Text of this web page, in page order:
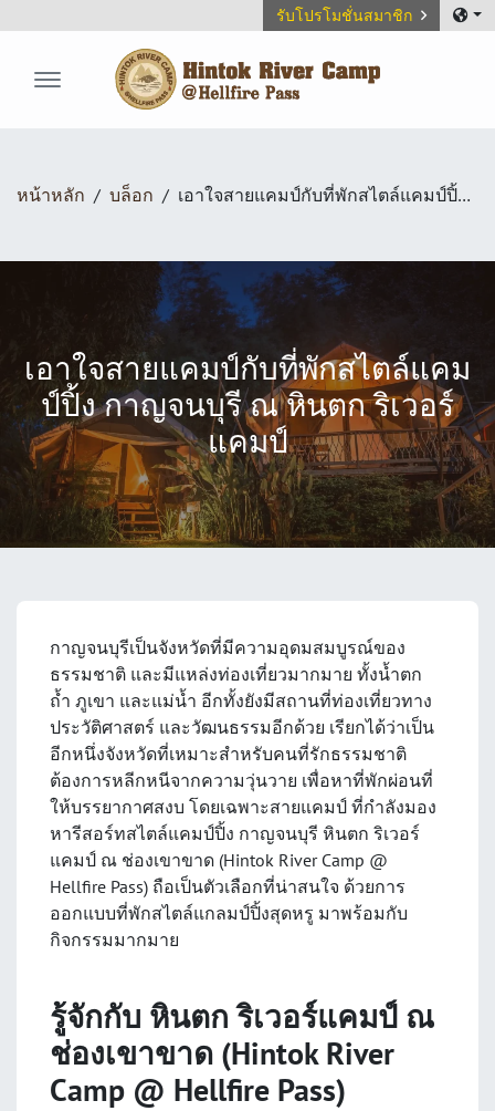
รับโปรโมชั่นสมาชิก
หน้าหลัก บล็อก เอาใจสายแคมป์กับที่พักสไตล์แคมป์ปิ้ง กาญจนบุรี ณ หินตก ริเวอร์แคมป์
เอาใจสายแคมป์กับที่พักสไตล์แคม
ป์ปิ้ง กาญจนบุรี ณ หินตก ริเวอร์
แคมป์
กาญจนบุรีเป็นจังหวัดที่มีความอุดมสมบูรณ์ของ
ธรรมชาติ และมีแหล่งท่องเที่ยวมากมาย ทั้งน้ำตก
ถ้ำ ภูเขา และแม่น้ำ อีกทั้งยังมีสถานที่ท่องเที่ยวทาง
ประวัติศาสตร์ และวัฒนธรรมอีกด้วย เรียกได้ว่าเป็น
อีกหนึ่งจังหวัดที่เหมาะสำหรับคนที่รักธรรมชาติ
ต้องการหลีกหนีจากความวุ่นวาย เพื่อหาที่พักผ่อนที่
ให้บรรยากาศสงบ โดยเฉพาะสายแคมป์ ที่กำลังมอง
หารีสอร์ทสไตล์แคมป์ปิ้ง กาญจนบุรี หินตก ริเวอร์
แคมป์ ณ ช่องเขาขาด (Hintok River Camp @
Hellfire Pass) ถือเป็นตัวเลือกที่น่าสนใจ ด้วยการ
ออกแบบที่พักสไตล์แกลมป์ปิ้งสุดหรู มาพร้อมกับ
กิจกรรมมากมาย
รู้จักกับ หินตก ริเวอร์แคมป์ ณ
ช่องเขาขาด (Hintok River
Camp @ Hellfire Pass)